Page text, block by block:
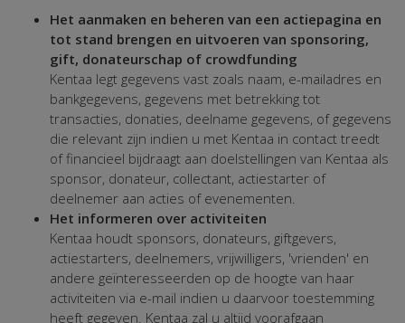
Het aanmaken en beheren van een actiepagina en
tot stand brengen en uitvoeren van sponsoring,
gift, donateurschap of crowdfunding
Kentaa legt gegevens vast zoals naam, e-mailadres en
bankgegevens, gegevens met betrekking tot
transacties, donaties, deelname gegevens, of gegevens
die relevant zijn indien u met Kentaa in contact treedt
of financieel bijdraagt aan doelstellingen van Kentaa als
sponsor, donateur, collectant, actiestarter of
deelnemer aan acties of evenementen.
Het informeren over activiteiten
Kentaa houdt sponsors, donateurs, giftgevers,
actiestarters, deelnemers, vrijwilligers, 'vrienden' en
andere geïnteresseerden op de hoogte van haar
activiteiten via e-mail indien u daarvoor toestemming
heeft gegeven. Kentaa zal u altijd voorafgaan